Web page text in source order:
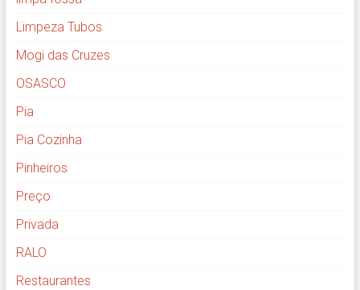
Limpeza Tubos
Mogi das Cruzes
OSASCO
Pia
Pia Cozinha
Pinheiros
Preço
Privada
RALO
Restaurantes